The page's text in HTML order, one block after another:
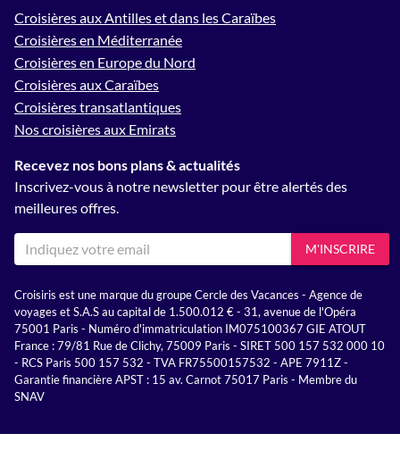
Croisières aux Antilles et dans les Caraïbes
Croisières en Méditerranée
Croisières en Europe du Nord
Croisières aux Caraïbes
Croisières transatlantiques
Nos croisières aux Emirats
Recevez nos bons plans & actualités
Inscrivez-vous à notre newsletter pour être alertés des
meilleures offres.
M'INSCRIRE
Croisiris est une marque du groupe Cercle des Vacances - Agence de
voyages et S.A.S au capital de 1.500.012 € - 31, avenue de l'Opéra
75001 Paris - Numéro d'immatriculation IM075100367 GIE ATOUT
France : 79/81 Rue de Clichy, 75009 Paris - SIRET 500 157 532 000 10
- RCS Paris 500 157 532 - TVA FR75500157532 - APE 7911Z -
Garantie financière APST : 15 av. Carnot 75017 Paris - Membre du
SNAV